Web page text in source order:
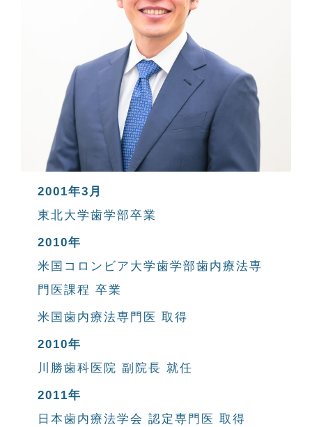
2001年3月
東北大学歯学部卒業
2010年
米国コロンビア大学歯学部歯内療法専
門医課程 卒業
米国歯内療法専門医 取得
2010年
川勝歯科医院 副院長 就任
2011年
日本歯内療法学会 認定専門医 取得